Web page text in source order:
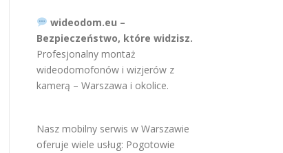
wideodom.eu –
Bezpieczeństwo, które widzisz.
Profesjonalny montaż
wideodomofonów i wizjerów z
kamerą – Warszawa i okolice.
Nasz mobilny serwis w Warszawie
oferuje wiele usług: Pogotowie